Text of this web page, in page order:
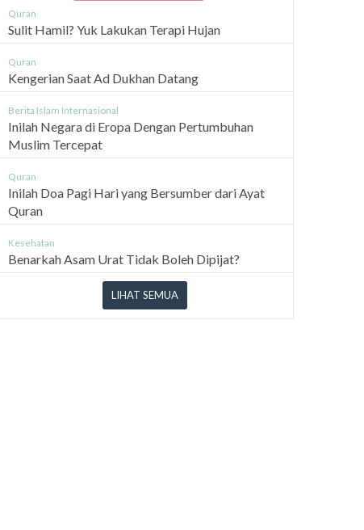
Quran
Sulit Hamil? Yuk Lakukan Terapi Hujan
Quran
Kengerian Saat Ad Dukhan Datang
Berita Islam Internasional
Inilah Negara di Eropa Dengan Pertumbuhan
Muslim Tercepat
Quran
Inilah Doa Pagi Hari yang Bersumber dari Ayat
Quran
Kesehatan
Benarkah Asam Urat Tidak Boleh Dipijat?
LIHAT SEMUA